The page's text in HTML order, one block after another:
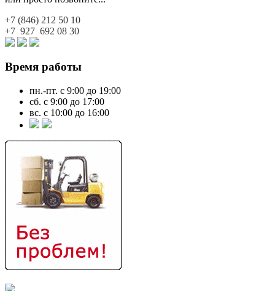
+7 (846) 212 50 10
+7 927 692 08 30
Время работы
пн.-пт. с 9:00 до 19:00
сб. с 9:00 до 17:00
вс. с 10:00 до 16:00